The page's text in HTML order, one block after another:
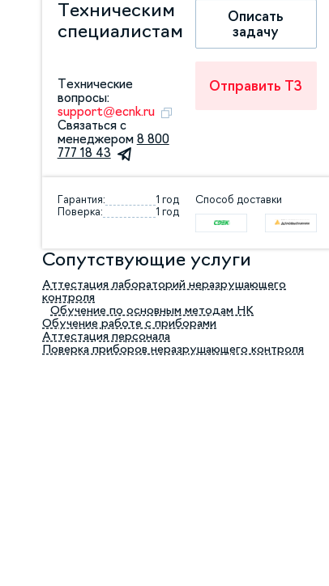
Техническим
специалистам
Технические
вопросы:
support@ecnk.ru
Связаться с
менеджером 8 800
777 18 43
Описать
задачу
Отправить ТЗ
Гарантия:
1 год
Поверка:
1 год
Способ доставки
Сопутствующие услуги
Аттестация лабораторий неразрушающего
контроля
Обучение по основным методам НК
Обучение работе с приборами
Аттестация персонала
Поверка приборов неразрушающего контроля